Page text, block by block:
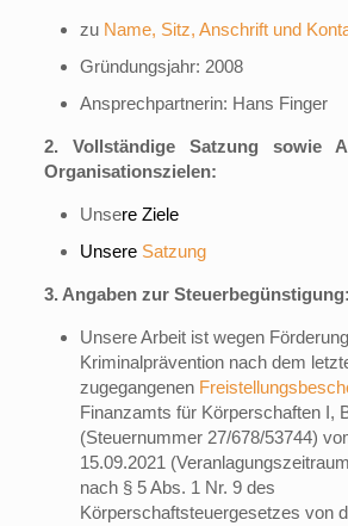
zu Name, Sitz, Anschrift und
Gründungsjahr: 2008
Ansprechpartnerin: Hans Finger
2. Vollständige Satzung sowie
Organisationszielen:
Unsere Ziele
Unsere Satzung
3. Angaben zur Steuerbegünstigung:
Unsere Arbeit ist wegen
Kriminalprävention nach dem
zugegangenen
Finanzamts für Körperschaften I,
(Steuernummer 27/678/53744)
15.09.2021
nach § 5 Abs. 1 Nr. 9 des
Körperschaftsteuergesetzes von